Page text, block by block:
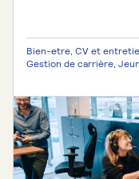
Bien-etre, CV et
Gestion de carrière,